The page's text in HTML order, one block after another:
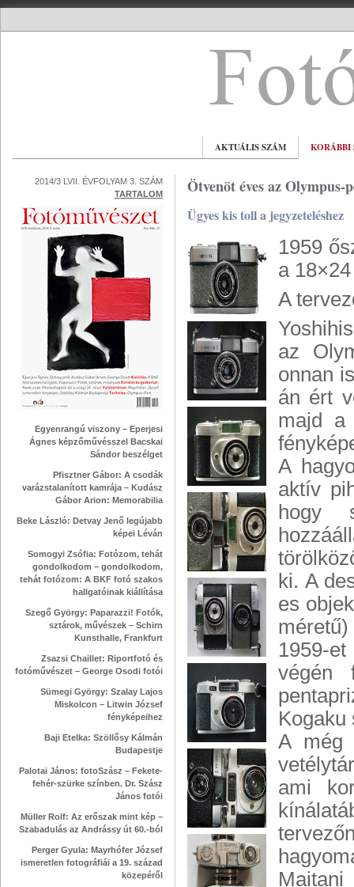
AKTUÁLIS SZÁM KORÁBBI
2014/3 LVII. ÉVFOLYAM 3. SZÁM
TARTALOM
Egyenrangú viszony – Eperjesi
Ágnes képzőművésszel Bacskai
Sándor beszélget
Pfisztner Gábor: A csodák
varázstalanított kamrája – Kudász
Gábor Arion: Memorabilia
Beke László: Detvay Jenő legújabb
képei Léván
Somogyi Zsófia: Fotózom, tehát
gondolkodom – gondolkodom,
tehát fotózom: A BKF fotó szakos
hallgatóinak kiállítása
Szegő György: Paparazzi! Fotók,
sztárok, művészek – Schirn
Kunsthalle, Frankfurt
Zsazsi Chaillet: Riportfotó és
fotóművészet – George Osodi fotói
Sümegi György: Szalay Lajos
Miskolcon – Litwin József
fényképeihez
Baji Etelka: Szöllősy Kálmán
Budapestje
Palotai János: fotoSzász – Fekete-
fehér-szürke színben. Dr. Szász
János fotói
Müller Rolf: Az erőszak mint kép –
Szabadulás az Andrássy út 60.-ból
Perger Gyula: Mayrhófer József
ismeretlen fotográfiái a 19. század
közepéről
Ötvenöt éves az Olympus-
Ügyes kis toll a jegyzeteléshez
1959
a
A
az
onnan
án ért
majd a
A
aktív
hogy
ki. A
es
1959-
végén
Kogaku
A még
ami